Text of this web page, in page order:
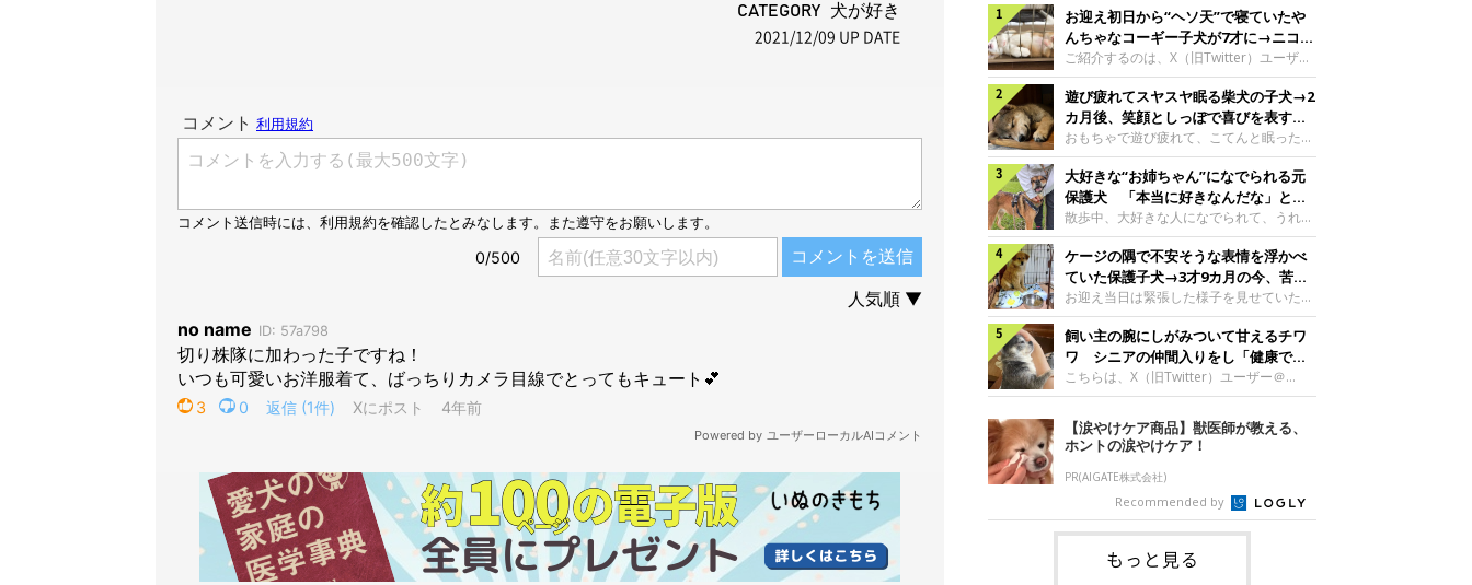
CATEGORY 犬が好き
2021/12/09 UP DATE
お迎え初日から“ヘソ天”で寝ていたや
んちゃなコーギー子犬が7才に→ニコニ
コ“コーギースマイル”が魅力のコに成
長！
ご紹介するのは、X（旧Twitter）ユーザー
＠Kus1oKg2vsgdWS2さんの愛犬でウェル
シュ・コーギー・ペンブロークの神楽ちゃ
ん。今年の8月で7才になるという神楽ちゃ
んですが、いったいどんな子犬時代を過ご
したのでしょうか。今回は、神楽ちゃんの
成長を飼い主さんと振り返ります！神楽ち
ゃんの成長について聞いた！お迎えから数
日後の神楽ちゃん（撮影時生後2カ月）＠
Kus1oKg2vsgdWS2――お迎え当初の神楽
ちゃんの様子について教えてください。飼
い主さん： 「お迎え当日から“ヘソ天”で寝
るようなコでし
遊び疲れてスヤスヤ眠る柴犬の子犬→2
カ月後、笑顔としっぽで喜びを表すコ
に成長！
おもちゃで遊び疲れて、こてんと眠った子
犬。あれから2カ月、表情や行動にさまざ
まな変化が見られるようになりました。遊
び疲れて眠る生後2カ月のなっちゃん遊び
疲れた様子のなっちゃん。@Pkndg_紹介
するのは、X（旧Twitter）ユーザー
@Pkndg_さんの愛犬・なっちゃん（取材
時、生後4カ月／柴犬）。こちらの写真
は、なっちゃんが生後2カ月のころに撮影
された一枚です。この日、なっちゃんは家
族と一緒におもちゃで遊んでいました。た
くさん遊んで疲れたのか、その後は眠り始
めたそうです。眠るなっちゃん。
@Pkndg_
大好きな“お姉ちゃん”になでられる元
保護犬 「本当に好きなんだな」と感
じる表情にほっこり
散歩中、大好きな人になでられて、うれし
そうな表情を見せる元保護犬。甘えるよう
な姿に、見ているこちらまでほっこりしま
す。大好きな“お姉ちゃん”に甘える小次郎
くん妹さんになでてもらい、うれしそうな
表情を見せる小次郎くん（2026年6月撮
影）。@mika_Jimmy紹介するのは、X（旧
Twitter）ユーザー@mika_Jimmyさんの愛
犬・小次郎くん（撮影時5才）。こちら
は、飼い主さんの妹さんと一緒に散歩をし
日、飼い主さんは実家から自宅へ帰る途
中、妹さんと公園で待ち合わせ
ケージの隅で不安そうな表情を浮かべ
ていた保護子犬→3才9カ月の今、苦手
を克服し頼もしいコに成長！
お迎え当日は緊張した様子を見せていた元
野犬の保護子犬。あれから約3年半、苦手
だったことを一つひとつ克服し、家族に寄
り添う姿を見せています。お迎え当日、ケ
ージの隅で不安そうにお迎え当日のシルビ
アちゃん。@nemonemotos今回紹介する
のは、X（旧Twitter）ユーザー
@nemonemotosさんの愛犬・シルビアち
ゃん（撮影当時、生後推定2カ月）。飼い
主さんが「#最初に撮った一枚」として投
稿した写真には、ケージの隅で不安そうな
表情を浮かべるシルビアちゃんの姿が写っ
ていました。こちらは、保護犬だったシル
飼い主の腕にしがみついて甘えるチワ
ワ シニアの仲間入りをし「健康で穏
やかな暮らしが続いてほしい」と願う
こちらは、X（旧Twitter）ユーザー＠
kotubusuke617さんが投稿した写真。写
っているのは、愛犬でチワワのつぶしゃん
（本名：こつぶちゃん）です。飼い主さん
の腕にしがみつくつぶしゃん（撮影時6
才）＠kotubusuke617撮影当時の状況に
ついて伺うと、飼い主さんはこう教えてく
れました。飼い主さん： 「ある休日のこ
とです。私がソファに座った途端にひざの
上にのってきたので、そのままなでながら
テレビを見ていたのですが、微動だにしな
【涙やけケア商品】獣医師が教える、
ホントの涙やけケア！
PR(AIGATE株式会社)
Recommended by
もっと見る